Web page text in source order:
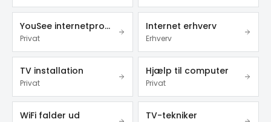
YouSee internetproblemer
Privat
Internet erhverv
Erhverv
TV installation
Privat
Hjælp til computer
Privat
WiFi falder ud TV-tekniker